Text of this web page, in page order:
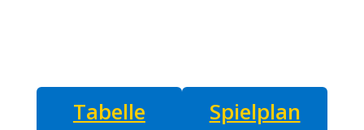
Tabelle Spielplan